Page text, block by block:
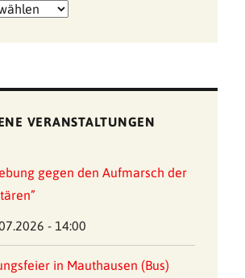
VERANSTALTUNGEN
gegen den Aufmarsch der
- 14:00
in Mauthausen (Bus)